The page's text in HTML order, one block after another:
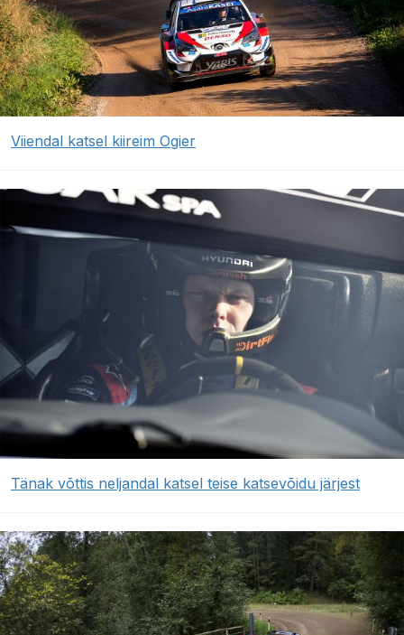
Viiendal katsel kiireim Ogier
Tänak võttis neljandal katsel teise katsevõidu järjest